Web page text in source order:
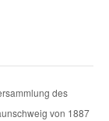
des
von 1887